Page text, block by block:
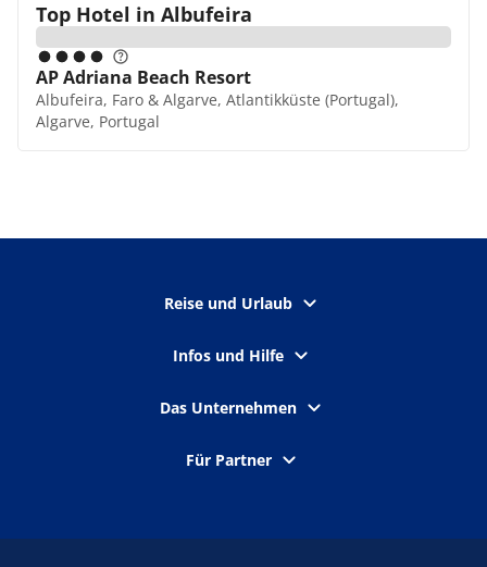
Top Hotel in Albufeira
AP Adriana Beach Resort
Albufeira, Faro & Algarve, Atlantikküste (Portugal),
Algarve, Portugal
Reise und Urlaub
Infos und Hilfe
Das Unternehmen
Für Partner